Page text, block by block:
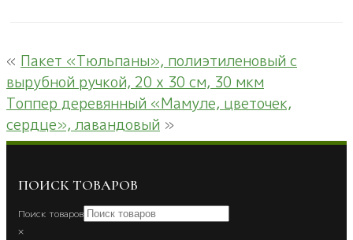
« Пакет «Тюльпаны», полиэтиленовый с
вырубной ручкой, 20 х 30 см, 30 мкм
Топпер деревянный «Мамуле, цветочек,
сердце», лавандовый »
ПОИСК ТОВАРОВ
Поиск товаров
×